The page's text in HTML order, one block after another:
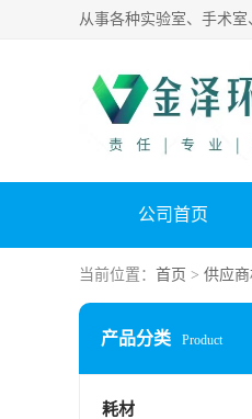
公司首页
当前位置： 首页 > 供应
产品分类 Product
耗材